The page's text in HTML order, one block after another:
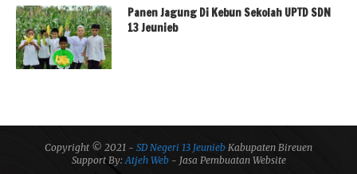
Panen Jagung Di Kebun Sekolah UPTD SDN
13 Jeunieb
Copyright © 2021 - SD Negeri 13 Jeunieb Kabupaten Bireuen
Support By: Atjeh Web- Jasa Pembuatan Website